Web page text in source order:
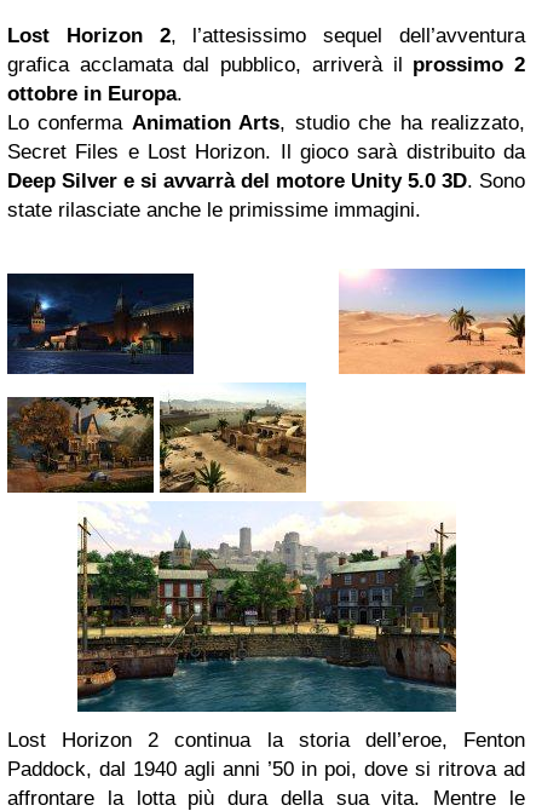
Lost Horizon 2, l’attesissimo sequel dell’avventura
grafica acclamata dal pubblico, arriverà il prossimo 2
ottobre in Europa.
Lo conferma Animation Arts, studio che ha realizzato,
Secret Files e Lost Horizon. Il gioco sarà distribuito da
Deep Silver e si avvarrà del motore Unity 5.0 3D. Sono
state rilasciate anche le primissime immagini.
Lost Horizon 2 continua la storia dell’eroe, Fenton
Paddock, dal 1940 agli anni ’50 in poi, dove si ritrova ad
affrontare la lotta più dura della sua vita. Mentre le